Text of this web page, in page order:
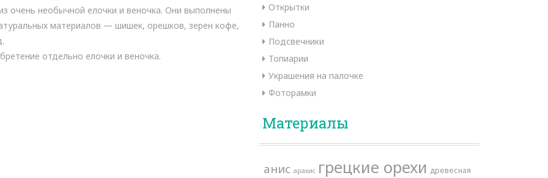
очень необычной елочки и веночка. Они выполнены
материалов — шишек, орешков, зерен кофе,
отдельно елочки и веночка.
Открытки
Панно
Подсвечники
Топиарии
Украшения на палочке
Фоторамки
Материалы
анис арахис грецкие орехи древесная